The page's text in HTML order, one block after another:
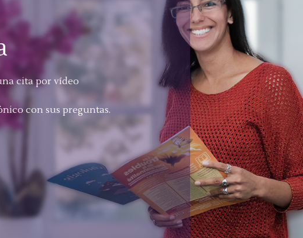
cita por vídeo
con sus preguntas.